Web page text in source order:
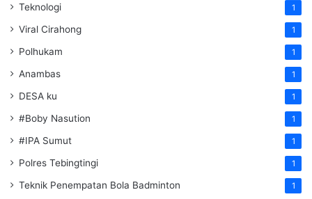
Teknologi 1
Viral Cirahong 1
Polhukam 1
Anambas 1
DESA ku 1
#Boby Nasution 1
#IPA Sumut 1
Polres Tebingtingi 1
Teknik Penempatan Bola Badminton 1